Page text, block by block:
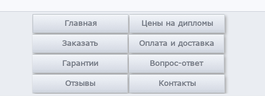
Главная Цены на дипломы
Заказать Оплата и доставка
Гарантии Вопрос-ответ
Отзывы Контакты